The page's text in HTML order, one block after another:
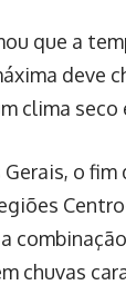
que a
deve
clima seco
o
chuvas